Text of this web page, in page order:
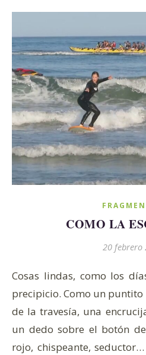
COMO LA
20 febrero
Cosas lindas, como los días trampolín y los días
precipicio. Como un
de la travesía, una
un dedo sobre el botón
rojo, chispeante,